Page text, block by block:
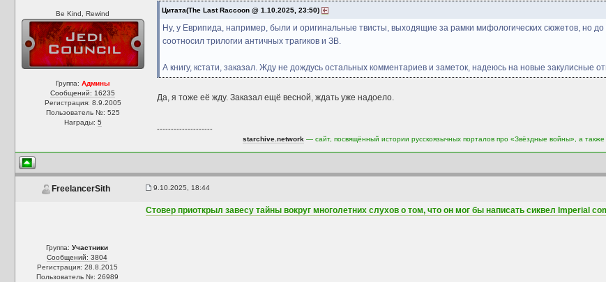
Be Kind, Rewind
Группа: Админы
Сообщений: 16235
Регистрация: 8.9.2005
Пользователь №: 525
Награды: 5
Цитата(The Last Raccoon @ 1.10.2025, 23:50)
Ну, у Еврипида, например, были и оригинальные твисты, выходящие за рамки мифологических сюжетов, но
соотносил трилогии античных трагиков и ЗВ.
А книгу, кстати, заказал. Жду не дождусь остальных комментариев и заметок, надеюсь на новые закулисные
Да, я тоже её жду. Заказал ещё весной, ждать уже надоело.
--------------------
starchive.network — сайт, посвящённый истории русскоязычных порталов про «Звёздные войны», а
FreelancerSith 9.10.2025, 18:44
Группа:Участники
Сообщений: 3804
Регистрация: 28.8.2015
Пользователь №: 26989
Стовер приоткрыл завесу тайны вокруг многолетних слухов о том, что он мог бы написать сиквел Imperial